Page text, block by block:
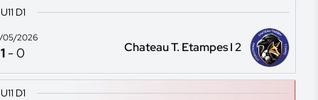
U11 D1
05/2026
1 -0 Chateau T. Etampes I 2
U11 D1